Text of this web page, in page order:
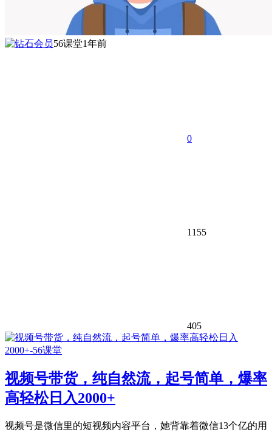
56课堂1年前
0
1155
405
视频号带货，纯自然流，起号简单，爆率
高轻松日入2000+
视频号是微信里的短视频内容平台，她背靠着微信13个亿的用